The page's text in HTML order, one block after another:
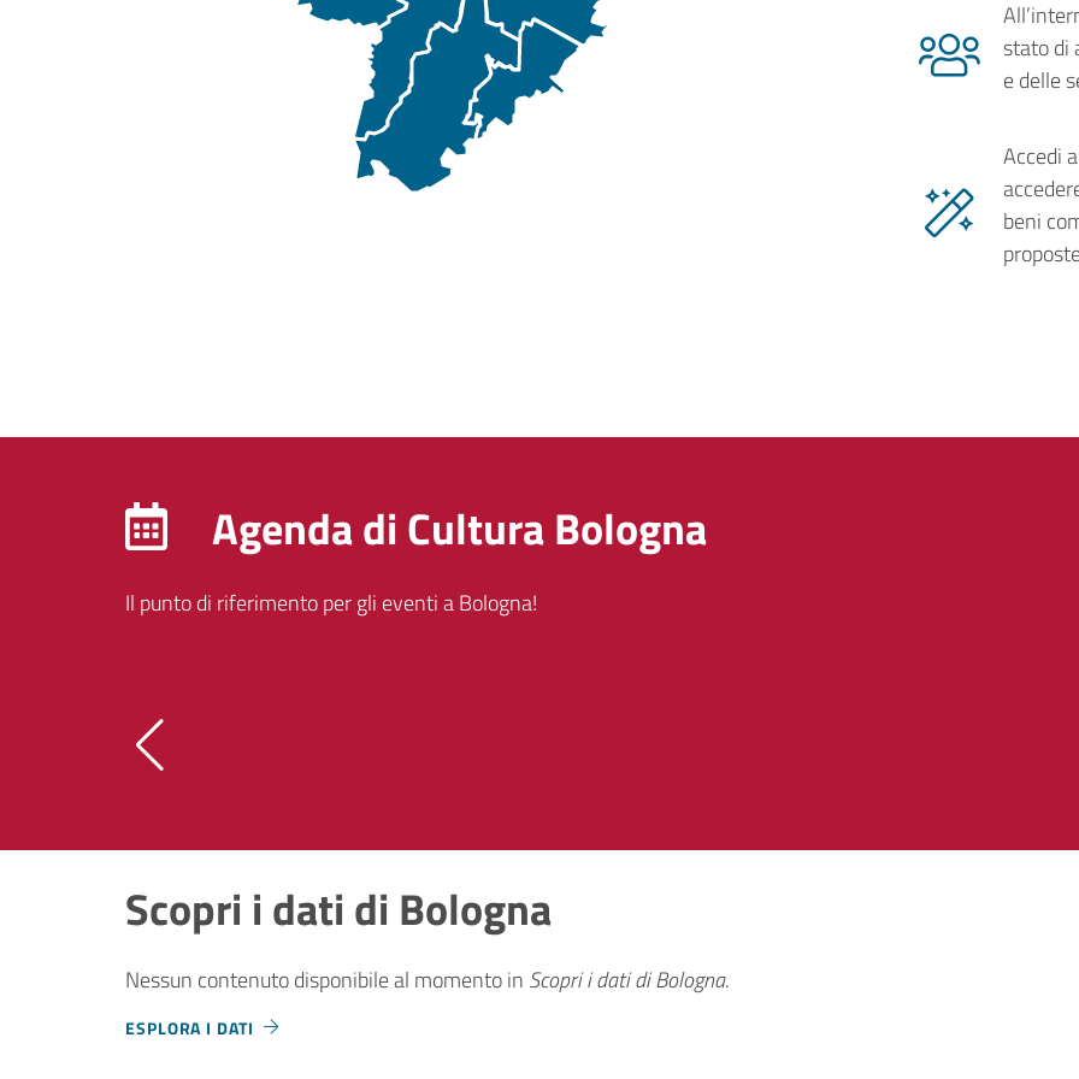
stato di
e delle
Accedi
beni
Agenda di Cultura Bologna
Il punto di riferimento per gli eventi a Bologna!
Scopri i dati di Bologna
Nessun contenuto disponibile al momentoin Scopri i dati di Bologna.
ESPLORA I DATI